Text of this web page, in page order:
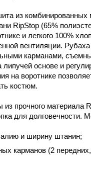
из комбинированных
RipStop (65%
и легкого 100%
вентиляции.
карманами,
липучей основе и
на воротнике
костюм.
прочного материала
для долговечности.
и ширину штанин;
карманов (2